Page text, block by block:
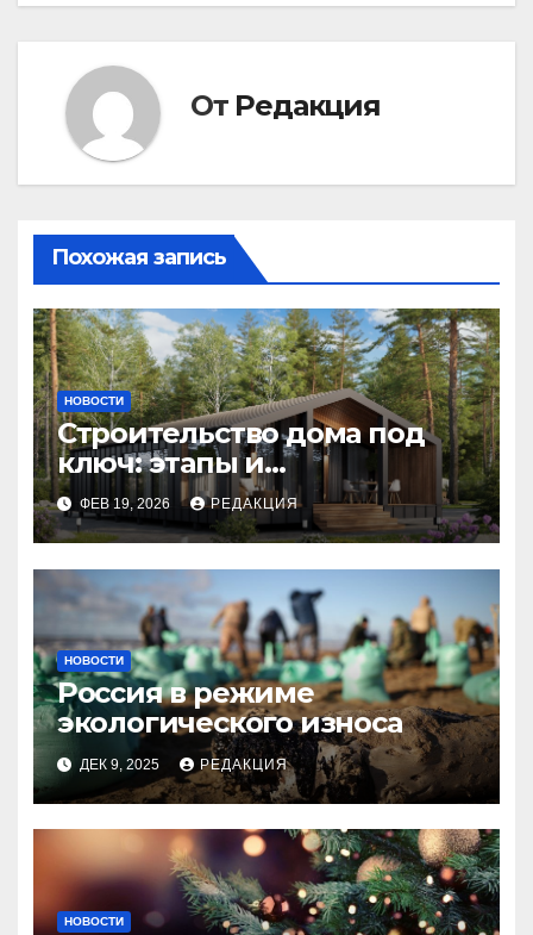
От Редакция
Похожая запись
НОВОСТИ
Строительство дома под
ключ: этапы и
планирование бюджета
ФЕВ 19, 2026 РЕДАКЦИЯ
НОВОСТИ
Россия в режиме
экологического износа
ДЕК 9, 2025 РЕДАКЦИЯ
НОВОСТИ